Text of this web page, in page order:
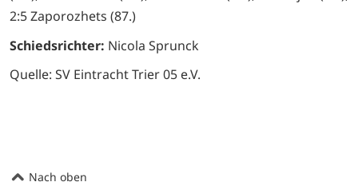
2:5 Zaporozhets (87.)
Schiedsrichter: Nicola Sprunck
Quelle: SV Eintracht Trier 05 e.V.
Nach oben